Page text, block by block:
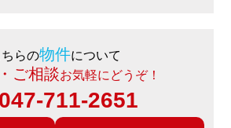
ちらの物件について
ご相談お気軽にどうぞ！
047-711-2651